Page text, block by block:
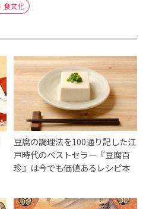
食文化
豆腐の調理法を100通り記した江
戸時代のベストセラー『豆腐百
珍』は今でも価値あるレシピ本